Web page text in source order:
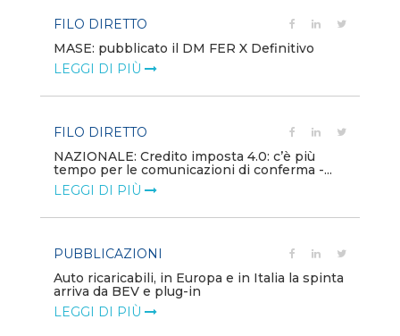
FILO DIRETTO
MASE: pubblicato il DM FER X Definitivo
LEGGI DI PIÙ
FILO DIRETTO
NAZIONALE: Credito imposta 4.0: c’è più
tempo per le comunicazioni di conferma -...
LEGGI DI PIÙ
PUBBLICAZIONI
Auto ricaricabili, in Europa e in Italia la spinta
arriva da BEV e plug-in
LEGGI DI PIÙ